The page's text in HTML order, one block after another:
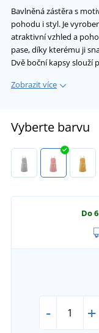
Bavlněná zástěra s
pohodu i styl. Je
atraktivní vzhled a
pase, díky kterému ji
Dvě boční kapsy slouží
Zobrazit více
Vyberte barvu
Do
- +